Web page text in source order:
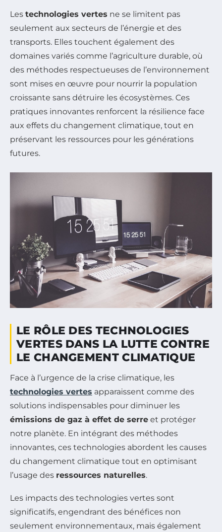
Les technologies vertes ne se limitent pas
seulement aux secteurs de l’énergie et des
transports. Elles touchent également des
domaines variés comme l’agriculture durable, où
des méthodes respectueuses de l’environnement
sont mises en œuvre pour nourrir la population
croissante sans détruire les écosystèmes. Ces
pratiques innovantes renforcent la résilience face
aux effets du changement climatique, tout en
préservant les ressources pour les générations
futures.
LE RÔLE DES TECHNOLOGIES
VERTES DANS LA LUTTE CONTRE
LE CHANGEMENT CLIMATIQUE
Face à l’urgence de la crise climatique, les
technologies vertes apparaissent comme des
solutions indispensables pour diminuer les
émissions de gaz à effet de serre et protéger
notre planète. En intégrant des méthodes
innovantes, ces technologies abordent les causes
du changement climatique tout en optimisant
l’usage des ressources naturelles.
Les impacts des technologies vertes sont
significatifs, engendrant des bénéfices non
seulement environnementaux, mais également